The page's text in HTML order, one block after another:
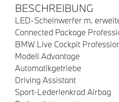
BESCHREIBUNG
LED-Scheinwerfer m.
Connected Package
BMW Live Cockpit
Modell Advantage
Automatikgetriebe
Driving Assistant
Sport-Lederlenkrad Airbag